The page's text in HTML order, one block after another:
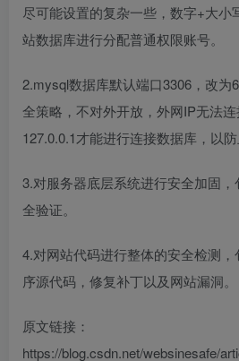
尽可能设置的复杂一些，数字+大小
站数据库进行分配普通权限账号。
2.mysql数据库默认端口3306，改为
全策略，不对外开放，外网IP无法
127.0.0.1才能进行连接数据库，以防
3.对服务器底层系统进行安全加固
全验证。
4.对网站代码进行整体的安全检测
序源代码，修复补丁以及网站漏洞。
原文链接：
https://blog.csdn.net/websinesafe/